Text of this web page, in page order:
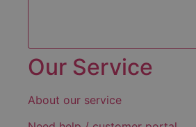
Our Service
About our service